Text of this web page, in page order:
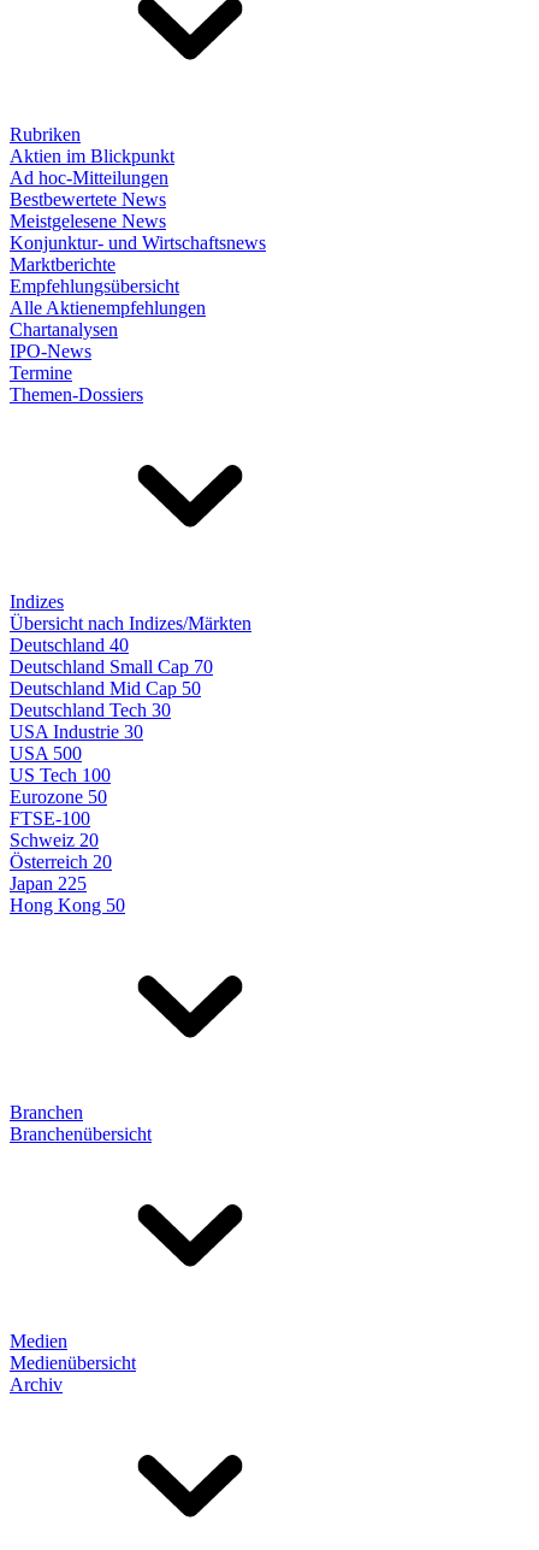
Rubriken
Aktien im Blickpunkt
Ad hoc-Mitteilungen
Bestbewertete News
Meistgelesene News
Konjunktur- und Wirtschaftsnews
Marktberichte
Empfehlungsübersicht
Alle Aktienempfehlungen
Chartanalysen
IPO-News
Termine
Themen-Dossiers
Indizes
Übersicht nach Indizes/Märkten
Deutschland 40
Deutschland Small Cap 70
Deutschland Mid Cap 50
Deutschland Tech 30
USA Industrie 30
USA 500
US Tech 100
Eurozone 50
FTSE-100
Schweiz 20
Österreich 20
Japan 225
Hong Kong 50
Branchen
Branchenübersicht
Medien
Medienübersicht
Archiv